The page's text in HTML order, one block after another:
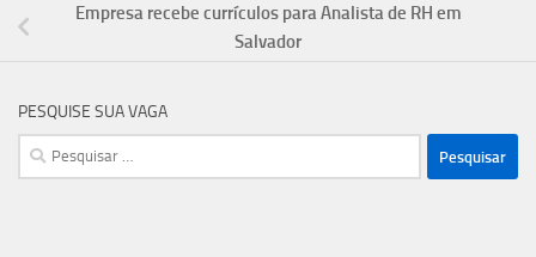
Empresa recebe currículos para Analista de RH em
Salvador
PESQUISE SUA VAGA
Pesquisar
por: